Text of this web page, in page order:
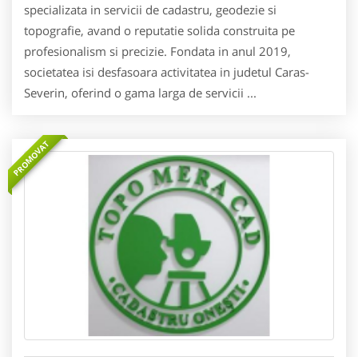
specializata in servicii de cadastru, geodezie si
topografie, avand o reputatie solida construita pe
profesionalism si precizie. Fondata in anul 2019,
societatea isi desfasoara activitatea in judetul Caras-
Severin, oferind o gama larga de servicii ...
PROMOVAT